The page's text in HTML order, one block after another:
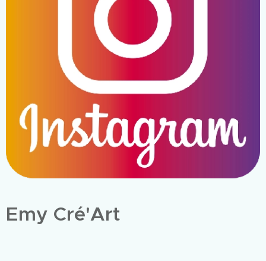
Emy Cré'Art